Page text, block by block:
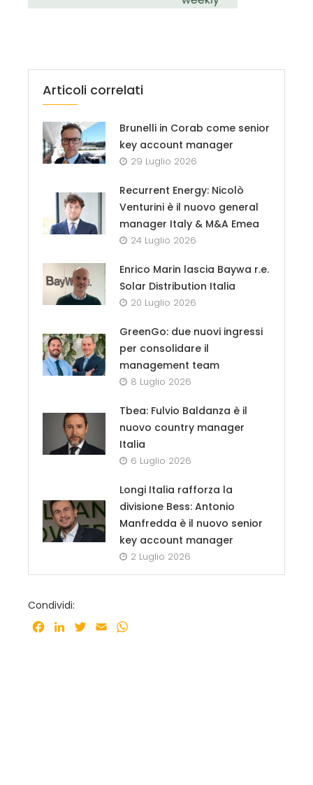
Articoli correlati
Brunelli in Corab come senior
key account manager
29 Luglio 2026
Recurrent Energy: Nicolò
Venturini è il nuovo general
manager Italy & M&A Emea
24 Luglio 2026
Enrico Marin lascia Baywa r.e.
Solar Distribution Italia
20 Luglio 2026
GreenGo: due nuovi ingressi
per consolidare il
management team
8 Luglio 2026
Tbea: Fulvio Baldanza è il
nuovo country manager
Italia
6 Luglio 2026
Longi Italia rafforza la
divisione Bess: Antonio
Manfredda è il nuovo senior
key account manager
2 Luglio 2026
Condividi:
Facebook
LinkedInTwitter
Email